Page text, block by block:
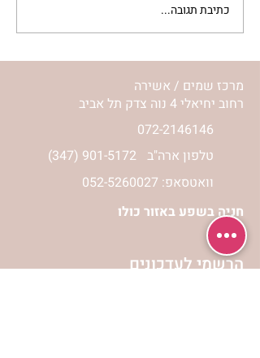
מתגעגעות לבית המפגש,
השיעור לתשעה באב | הר'
ימימה מזרחי
כתיבת תגובה...
מרכז שמים / אשירה
רחוב יחיאלי 4 נוה צדק תל אביב
072-2146146
(347) 901-5172 טלפון ארה"ב
וואטסאפ: 052-5260027
חניה בשפע באזור כולו
הרשמי לעדכונים